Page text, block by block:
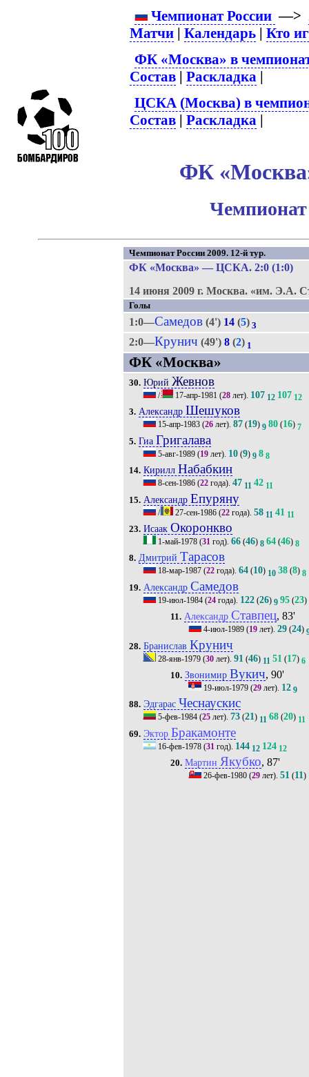
Чемпионат России —>
Матчи |Календарь |Кто
ФК «Москва» в
Состав |Раскладка |
ЦСКА (Москва) в
Состав |Раскладка |
ФК
Чемпионат
Чемпионат России 2009. 12-й тур.
ФК «Москва» — ЦСКА. 2:0 (1:0)
14 июня 2009 г. Москва. «им. Э.А.
Голы
1:0—Самедов(4') 14(5) 3
2:0—Крунич (49') 8(2) 1
ФК «Москва»
30. Юрий Жевнов
/ 17-апр-1981 (28лет). 107 12 107 12
3. Александр Шешуков
15-апр-1983(26лет). 87(19) 9 80(16) 7
5. Гиа Григалава
5-авг-1989(19лет). 10(9) 9 8 8
14. Кирилл Набабкин
8-сен-1986(22года). 47 11 42 11
15. Александр Епуряну
/ 27-сен-1986(22года). 58 11 41 11
23. Исаак Окоронкво
1-май-1978(31год). 66(46) 8 64(46) 8
8. Дмитрий Тарасов
18-мар-1987(22года). 64(10) 10 38(8) 8
19. Александр Самедов
19-июл-1984(24года). 122(26) 9 95(23)
11. Александр Ставпец, 83'
4-июл-1989 (19 лет).29 (24)
28. Бранислав Крунич
28-янв-1979(30лет). 91 (46) 11 51 (17) 6
10. Звонимир Вукич, 90'
19-июл-1979 (29 лет). 12 9
88. Эдгарас Чеснаускис
5-фев-1984(25лет). 73(21) 11 68(20) 11
69. Эктор Бракамонте
16-фев-1978(31 год). 144 12 124 12
20. Мартин Якубко, 87'
26-фев-1980 (29 лет).51 (11)